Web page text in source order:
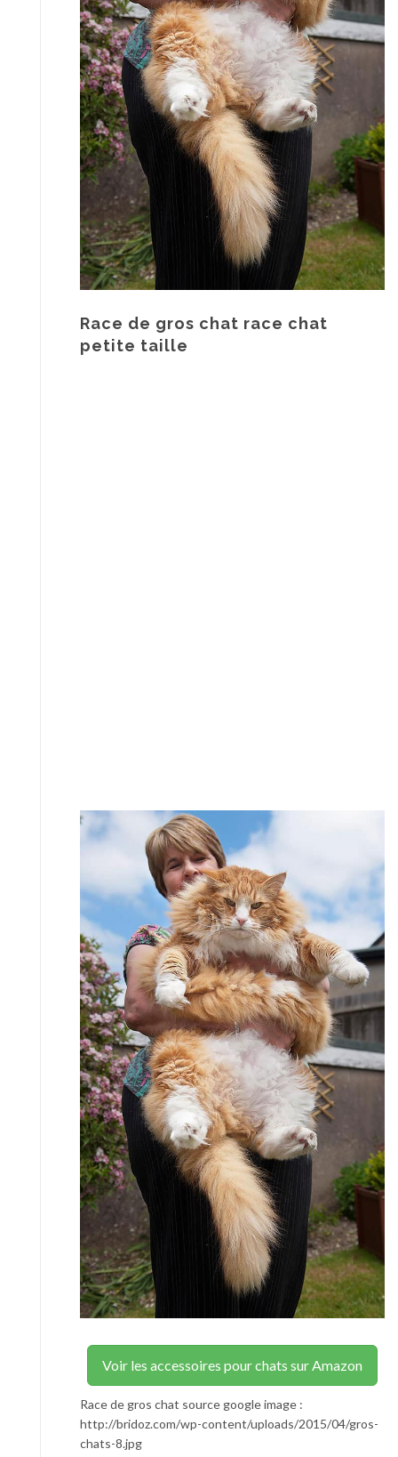
Race de gros chat race chat
petite taille
Voir les accessoires pour chats sur Amazon
Race de gros chat source google image :
http://bridoz.com/wp-content/uploads/2015/04/gros-
chats-8.jpg